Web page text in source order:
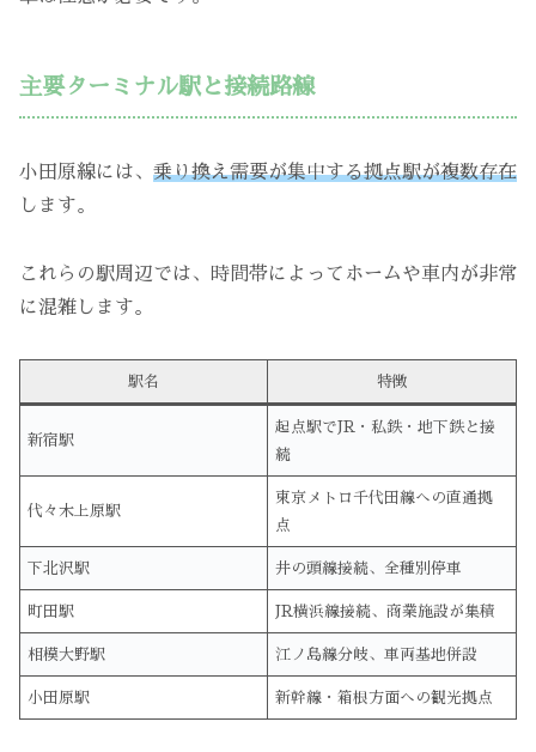
主要ターミナル駅と接続路線
小田原線には、 乗り換え需要が集中する拠点駅が複数存在
します。
これらの駅周辺では、時間帯によってホームや車内が非常
に混雑します。
駅名 特徴
新宿駅
起点駅でJR・私鉄・地下鉄と接
続
代々木上原駅
東京メトロ千代田線への直通拠
点
下北沢駅 井の頭線接続、全種別停車
町田駅 JR横浜線接続、商業施設が集積
相模大野駅 江ノ島線分岐、車両基地併設
小田原駅 新幹線・箱根方面への観光拠点